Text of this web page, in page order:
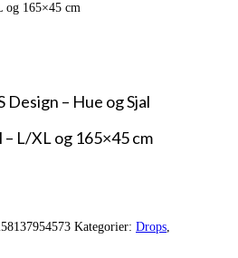
og 165×45 cm
– Hue og Sjal
L/XL og 165×45 cm
Kategorier: Drops,